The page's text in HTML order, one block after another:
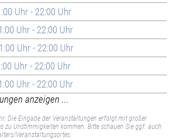
Uhr - 22:00 Uhr
Uhr - 22:00 Uhr
Uhr - 22:00 Uhr
Uhr - 22:00 Uhr
Uhr - 22:00 Uhr
anzeigen ...
Die Eingabe der Veranstaltungen erfolgt mit großer
zu Unstimmigkeiten kommen. Bitte schauen Sie ggf. auch
Veranstaltungsortes.